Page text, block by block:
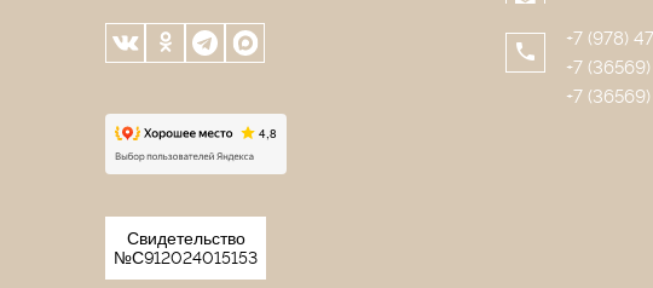
Свидетельство
№С912024015153
+7 (978)
+7
+7